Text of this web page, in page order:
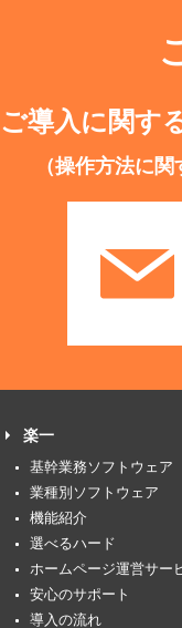
導入に関す
（操作方法に
楽一
基幹業務ソフトウェア
業種別ソフトウェア
機能紹介
選べるハード
ホームページ運営サー
安心のサポート
導入の流れ